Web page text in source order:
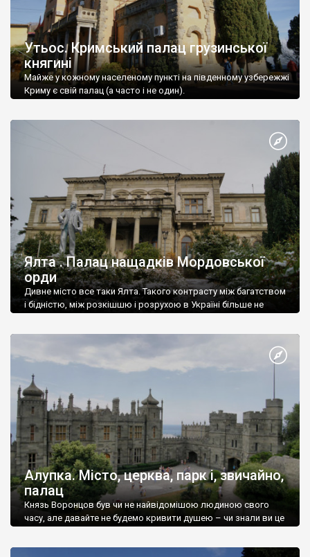
Утьос. Кримський палац грузинської
княгині
Майже у кожному населеному пункті на південному узбережжі
Криму є свій палац (а часто і не один).
Ялта . Палац нащадків Мордовської
орди
Дивне місто все таки Ялта. Такого контрасту між багатством
і бідністю, між розкішшю і розрухою в Україні більше не
Алупка. Місто, церква, парк і, звичайно,
палац
Князь Воронцов був чи не найвідомішою людиною свого
часу, але давайте не будемо кривити душею – чи знали ви це